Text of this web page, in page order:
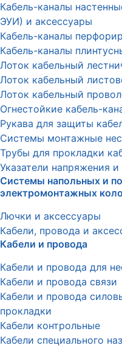
Кабель-каналы
ЭУИ) и аксессуары
Кабель-каналы
Кабель-каналы
Лоток кабельный
Лоток кабельный
Лоток кабельный
Огнестойкие кабель-
Рукава для защиты
Системы монтажные
Трубы для прокладки
Указатели напряжения
Системы напольных и
электромонтажных
Лючки и аксессуары
Кабели, провода и
Кабели и провода
Кабели и провода для
Кабели и провода связи
Кабели и провода
прокладки
Кабели контрольные
Кабели специального